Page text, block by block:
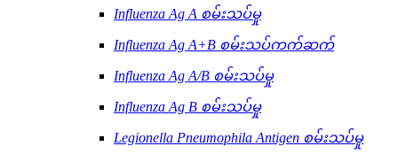
Influenza Ag A စမ်းသပ်မှု
Influenza Ag A+B စမ်းသပ်ကက်ဆက်
Influenza Ag A/B စမ်းသပ်မှု
Influenza Ag B စမ်းသပ်မှု
Legionella Pneumophila Antigen စမ်းသပ်မှု